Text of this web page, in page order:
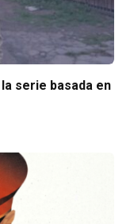
serie basada en